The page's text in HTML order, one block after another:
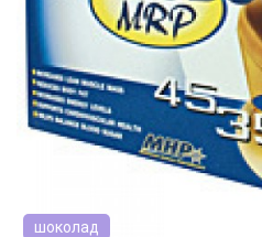
шоколад